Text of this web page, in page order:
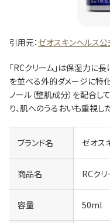
引用元：ゼオスキンヘルス公
「RCクリーム」は保湿力に長
を並べる外的ダメージに特
ノール（整肌成分）を配合し
り、肌へのうるおいも重視し
ブランド名 ゼオス
商品名 RCクリ
容量 50ml